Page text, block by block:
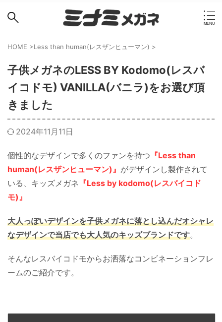
HOME >Less than human(レスザンヒューマン) >
子供メガネのLESS BY Kodomo(レスバ
イコドモ) VANILLA(バニラ)をお選び頂
きました
2024年11月11日
個性的なデザインで多くのファンを持つ 『Less than
human(レスザンヒューマン)』 がデザインし製作されて
いる、キッズメガネ 『Less by kodomo(レスバイコド
モ)』
大人っぽいデザインを子供メガネに落とし込んだオシャレ
なデザインで当店でも大人気のキッズブランドです。
そんなレスバイコドモからお洒落なコンビネーションフレ
ームのご紹介です。